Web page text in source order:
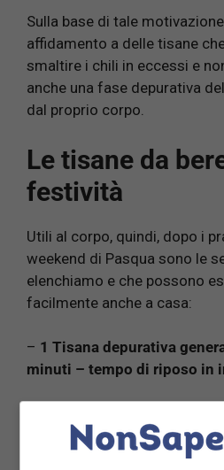
Sulla base di tale
affidamento a delle tisane
smaltire i chili in eccessi e
anche una fase depurativa
dal proprio corpo.
Le tisane da
festività
Utili al corpo, quindi, dopo i
weekend di Pasqua sono le
elenchiamo e che possono
facilmente anche a casa:
– 1 Tisana depurativa
minuti – tempo di riposo in
25 gr di radice Tarassaco
25 gr di semi di Finocchio